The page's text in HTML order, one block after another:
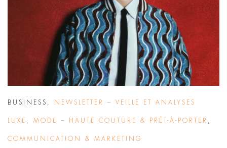
BUSINESS NEWSLETTER – VEILLE ET ANALYSES
LUXE MODE – HAUTE COUTURE & PRÊT-À-PORTER
COMMUNICATION & MARKETING